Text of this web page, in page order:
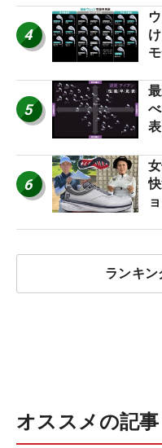
4
5
6
ランキ
オススメの記事